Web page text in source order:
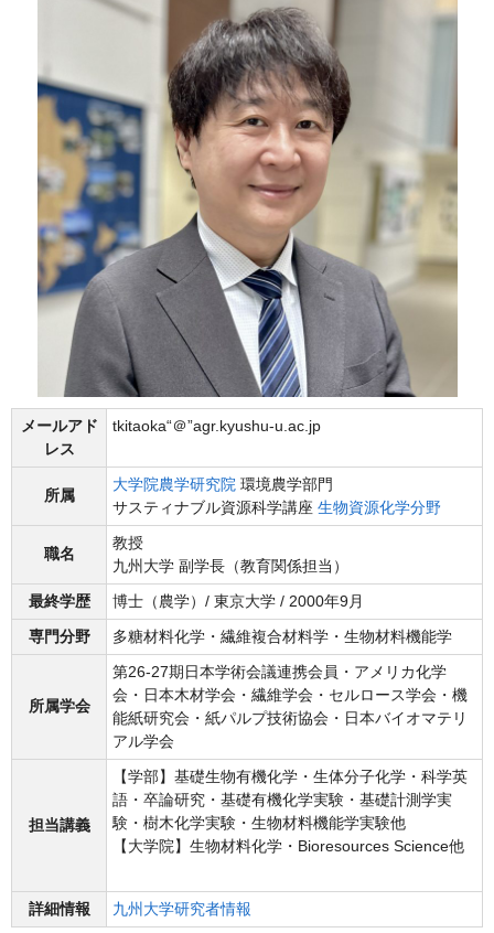
メールアド
レス
tkitaoka“＠”agr.kyushu-u.ac.jp
所属
大学院農学研究院 環境農学部門
サスティナブル資源科学講座 生物資源化学分野
職名
教授
九州大学 副学長（教育関係担当）
最終学歴
博士（農学）/ 東京大学 / 2000年9月
専門分野
多糖材料化学・繊維複合材料学・生物材料機能学
所属学会
第26-27期日本学術会議連携会員・アメリカ化学
会・日本木材学会・繊維学会・セルロース学会・機
能紙研究会・紙パルプ技術協会・日本バイオマテリ
アル学会
担当講義
【学部】基礎生物有機化学・生体分子化学・科学英
語・卒論研究・基礎有機化学実験・基礎計測学実
験・樹木化学実験・生物材料機能学実験他
【大学院】生物材料化学・Bioresources Science他
詳細情報 九州大学研究者情報